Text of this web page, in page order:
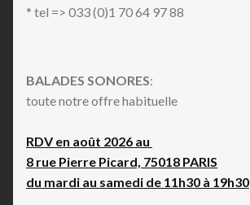
* tel => 033 (0)1 70 64 97 88
BALADES SONORES:
toute notre offre habituelle
RDV en août 2026 au
8 rue Pierre Picard, 75018 PARIS
du mardi au samedi de 11h30 à 19h30